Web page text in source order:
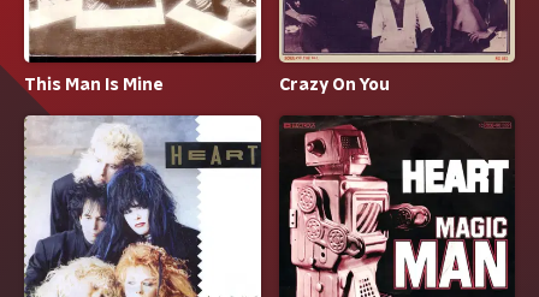
This Man Is Mine Crazy On You